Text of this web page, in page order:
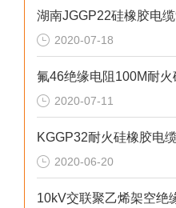
2020-07-18
2020-07-11
2020-06-20